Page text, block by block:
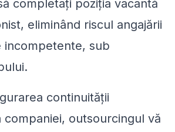
completați poziția vacantă
eliminând riscul angajării
incompetente, sub
continuității
companiei, outsourcingul vă